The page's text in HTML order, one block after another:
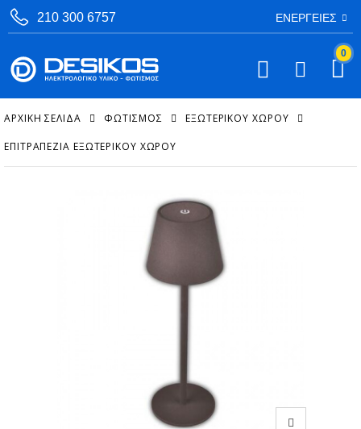
210 300 6757 ΕΝΈΡΓΕΙΕΣ
0
ΑΡΧΙΚΉ ΣΕΛΊΔΑ ΦΩΤΙΣΜΟΣ ΕΞΩΤΕΡΙΚΟΎ ΧΏΡΟΥ
ΕΠΙΤΡΑΠΈΖΙΑ ΕΞΩΤΕΡΙΚΟΎ ΧΏΡΟΥ